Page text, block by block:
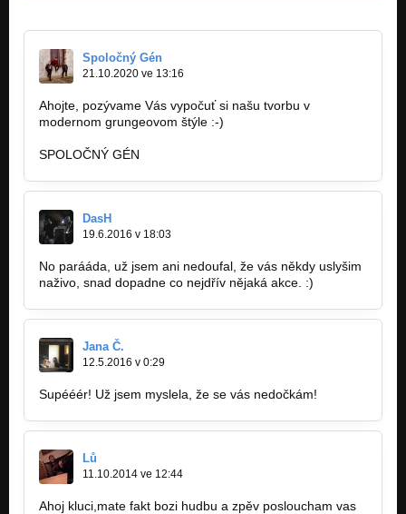
AFTERSPOON
AFTERSPOON
AFTERSPOON
Po lžičkách (AFTERSPOON 2009)
Asociace (AFTERSPOON 2009)
Output (AFTERSPOON 2009)
Rockafeller skank (AFTERSPOON 2009)
AFTERSPOON
Ještě je brzy
Racio (Ještě je brzy 2007)
Ještě je brzy
Ranní neskutečno (live Futurum)
Spoločný Gén
21.10.2020 ve 13:16
Ahojte, pozývame Vás vypočuť si našu tvorbu v
modernom grungeovom štýle :-)
SPOLOČNÝ GÉN
DasH
19.6.2016 v 18:03
No parááda, už jsem ani nedoufal, že vás někdy uslyšim
naživo, snad dopadne co nejdřív nějaká akce. :)
Jana Č.
12.5.2016 v 0:29
Supééér! Už jsem myslela, že se vás nedočkám!
Lů
11.10.2014 ve 12:44
Ahoj kluci,mate fakt bozi hudbu a zpěv posloucham vas